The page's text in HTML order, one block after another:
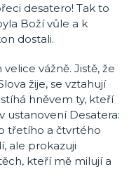
desatero! Tak to
Boží vůle a k
dostali.
vážně. Jistě, že
žije, se vztahují
hněvem ty, kteří
ustanovení Desatera:
třetího a čtvrtého
ale prokazuji
kteří mě milují a